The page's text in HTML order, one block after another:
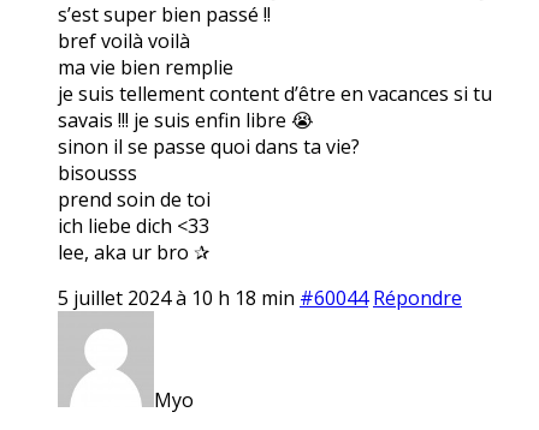
s’est super bien passé !!
bref voilà voilà
ma vie bien remplie
je suis tellement content d’être en vacances si tu
savais !!! je suis enfin libre 😭
sinon il se passe quoi dans ta vie?
bisousss
prend soin de toi
ich liebe dich <33
lee, aka ur bro ✰
5 juillet 2024 à 10 h 18 min #60044 Répondre
Myo